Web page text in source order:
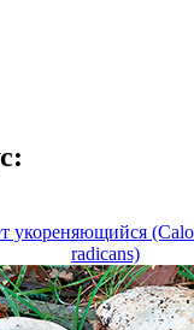
укореняющийся
radicans)